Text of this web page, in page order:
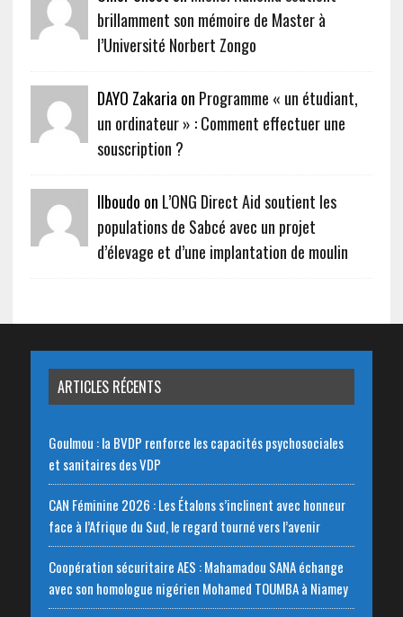
brillamment son mémoire de Master à
l’Université Norbert Zongo
DAYO Zakaria on Programme « un étudiant,
un ordinateur » : Comment effectuer une
souscription ?
Ilboudo on L’ONG Direct Aid soutient les
populations de Sabcé avec un projet
d’élevage et d’une implantation de moulin
ARTICLES RÉCENTS
Goulmou : la BVDP renforce les capacités psychosociales
et sanitaires des VDP
CAN Féminine 2026 : Les Étalons s’inclinent avec honneur
face à l’Afrique du Sud, le regard tourné vers l’avenir
Coopération sécuritaire AES : Mahamadou SANA échange
avec son homologue nigérien Mohamed TOUMBA à Niamey